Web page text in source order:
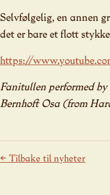
Selvfølgelig, en annen
det er bare et flott
https://
Fanitullen performed
Bernhoft Osa (from
← Tilbake til nyheter